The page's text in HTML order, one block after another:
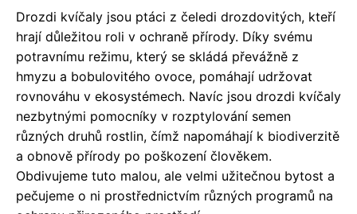
Drozdi kvíčaly jsou ptáci z čeledi drozdovitých, kteří
hrají důležitou roli v ochraně přírody. Díky svému
potravnímu režimu, který se skládá převážně z
hmyzu a bobulovitého ovoce, pomáhají udržovat
rovnováhu v ekosystémech. Navíc jsou drozdi kvíčaly
nezbytnými pomocníky v rozptylování semen
různých druhů rostlin, čímž napomáhají k biodiverzitě
a obnově přírody po poškození člověkem.
Obdivujeme tuto malou, ale velmi užitečnou bytost a
pečujeme o ni prostřednictvím různých programů na